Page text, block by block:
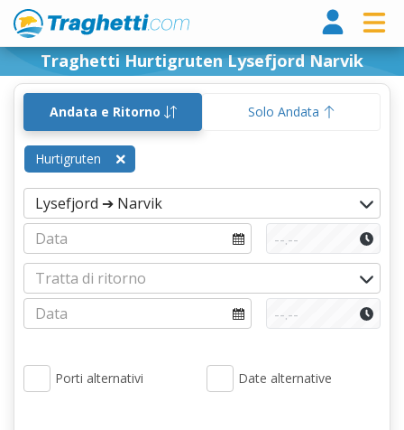
Traghetti Hurtigruten Lysefjord Narvik
Andata e Ritorno Solo Andata
Hurtigruten
Porti alternativi Date alternative